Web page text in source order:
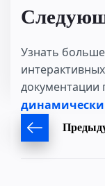
Узнать
документации